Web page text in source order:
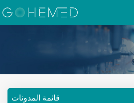
إقتبس
قائمة المدونات